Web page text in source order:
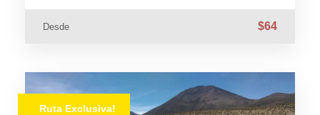
Desde $64
Ruta Exclusiva!